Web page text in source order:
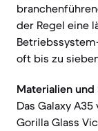
der Regel eine
oft bis zu
Materialien und
Das Galaxy
Gorilla Glass